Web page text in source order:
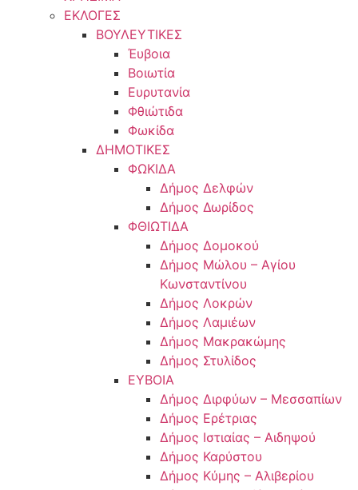
ΕΚΛΟΓΕΣ
ΒΟΥΛΕΥΤΙΚΕΣ
Έυβοια
Βοιωτία
Ευρυτανία
Φθιώτιδα
Φωκίδα
ΔΗΜΟΤΙΚΕΣ
ΦΩΚΙΔΑ
Δήμος Δελφών
Δήμος Δωρίδος
ΦΘΙΩΤΙΔΑ
Δήμος Δομοκού
Δήμος Μώλου – Αγίου
Κωνσταντίνου
Δήμος Λοκρών
Δήμος Λαμιέων
Δήμος Μακρακώμης
Δήμος Στυλίδος
ΕΥΒΟΙΑ
Δήμος Διρφύων – Μεσσαπίων
Δήμος Ερέτριας
Δήμος Ιστιαίας – Αιδηψού
Δήμος Καρύστου
Δήμος Κύμης – Αλιβερίου